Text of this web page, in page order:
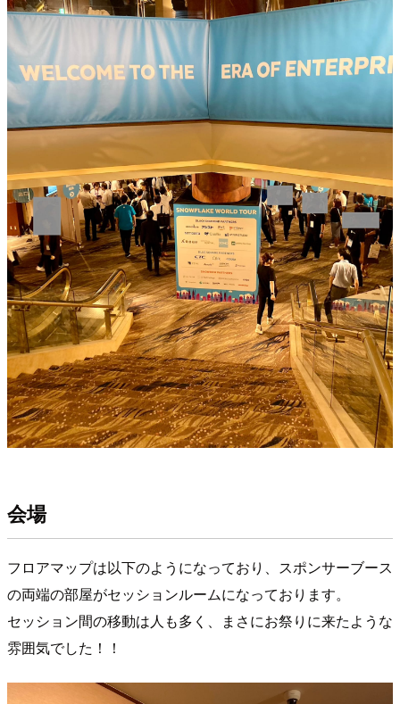
会場
フロアマップは以下のようになっており、スポンサーブース
の両端の部屋がセッションルームになっております。
セッション間の移動は人も多く、まさにお祭りに来たような
雰囲気でした！！